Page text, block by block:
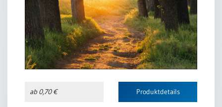
ab 0,70 € Produktdetails